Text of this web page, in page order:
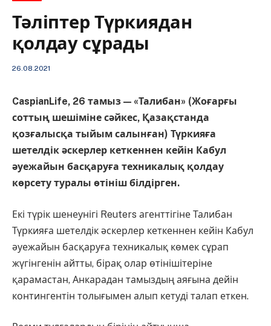
Тәліптер Түркиядан
қолдау сұрады
26.08.2021
CaspianLife, 26 тамыз — «Талибан» (Жоғарғы
соттың шешіміне сәйкес, Қазақстанда
қозғалысқа тыйым салынған) Түркияға
шетелдік әскерлер кеткеннен кейін Кабул
әуежайын басқаруға техникалық қолдау
көрсету туралы өтініш білдірген.
Екі түрік шенеунігі Reuters агенттігіне Талибан
Түркияға шетелдік әскерлер кеткеннен кейін Кабул
әуежайын басқаруға техникалық көмек сұрап
жүгінгенін айтты, бірақ олар өтінішітеріне
қарамастан, Анкарадан тамыздың аяғына дейін
контингентін толығымен алып кетуді талап еткен.